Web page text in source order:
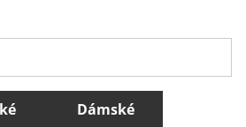
Danmark Norge
země
Dámské